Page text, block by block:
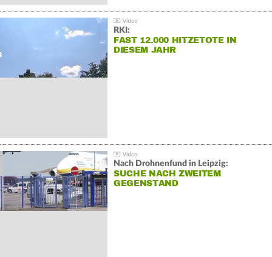
RKI:
FAST 12.000 HITZETOTE IN
DIESEM JAHR
Nach Drohnenfund in Leipzig:
SUCHE NACH ZWEITEM
GEGENSTAND